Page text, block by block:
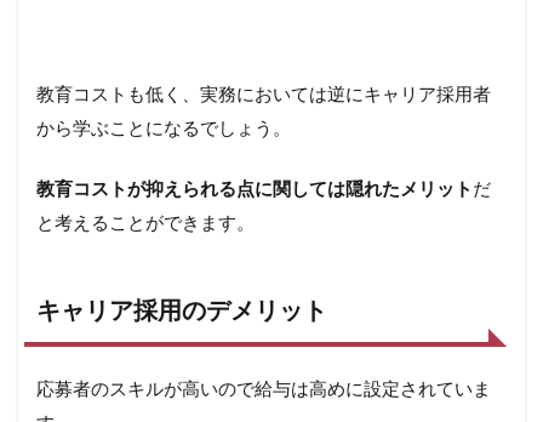
教育コストも低く、実務においては逆にキャリア採用者
から学ぶことになるでしょう。
教育コストが抑えられる点に関しては隠れたメリット だ
と考えることができます。
キャリア採用のデメリット
応募者のスキルが高いので給与は高めに設定されていま